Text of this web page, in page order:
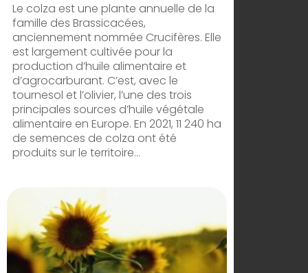
Le colza est une plante annuelle de la
famille des Brassicacées,
anciennement nommée Crucifères. Elle
est largement cultivée pour la
production d’huile alimentaire et
d’agrocarburant. C’est, avec le
tournesol et l’olivier, l’une des trois
principales sources d’huile végétale
alimentaire en Europe. En 2021, 11 240 ha
de semences de colza ont été
produits sur le territoire...